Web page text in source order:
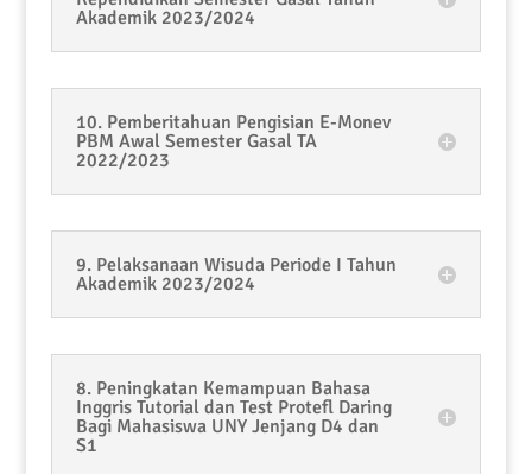
Akademik 2023/2024
10. Pemberitahuan Pengisian E-Monev
PBM Awal Semester Gasal TA
2022/2023
9. Pelaksanaan Wisuda Periode I Tahun
Akademik 2023/2024
8. Peningkatan Kemampuan Bahasa
Inggris Tutorial dan Test Protefl Daring
Bagi Mahasiswa UNY Jenjang D4 dan
S1